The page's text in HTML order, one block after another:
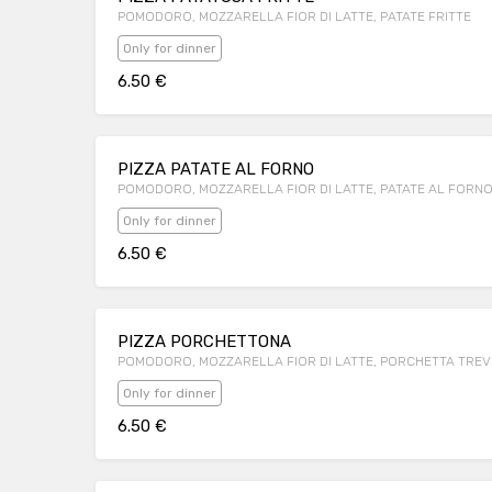
POMODORO, MOZZARELLA FIOR DI LATTE, PATATE FRITTE
Only for dinner
6.50 €
PIZZA PATATE AL FORNO
POMODORO, MOZZARELLA FIOR DI LATTE, PATATE AL FORNO
Only for dinner
6.50 €
PIZZA PORCHETTONA
POMODORO, MOZZARELLA FIOR DI LATTE, PORCHETTA
Only for dinner
6.50 €